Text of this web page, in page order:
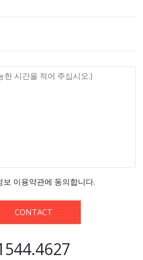
보 이용약관에 동의합니다.
CONTACT